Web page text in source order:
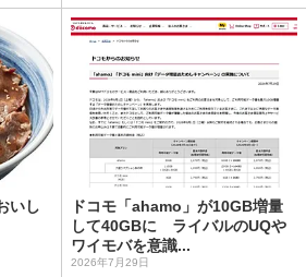
いし
ドコモ「ahamo」が10GB増量
して40GBに ライバルのUQや
ワイモバを意識...
2026年7月29日